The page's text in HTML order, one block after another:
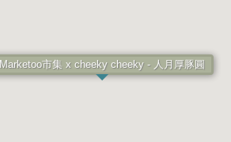
Marketoo市集 x cheeky cheeky - 人月厚豚圓